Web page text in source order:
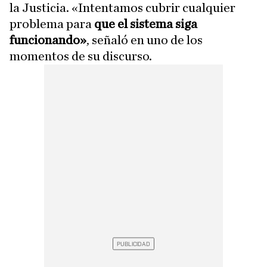
la Justicia. «Intentamos cubrir cualquier
problema para que el sistema siga
funcionando», señaló en uno de los
momentos de su discurso.